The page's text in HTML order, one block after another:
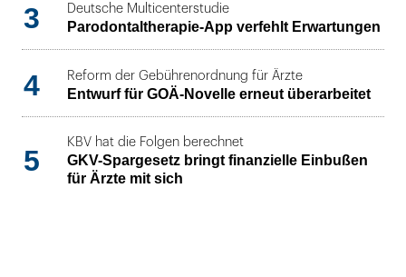
3 Deutsche Multicenterstudie
Parodontaltherapie-App verfehlt Erwartungen
4 Reform der Gebührenordnung für Ärzte
Entwurf für GOÄ-Novelle erneut überarbeitet
5
KBV hat die Folgen berechnet
GKV-Spargesetz bringt finanzielle Einbußen
für Ärzte mit sich